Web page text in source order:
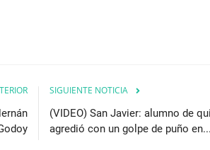
SIGUIENTE NOTICIA
(VIDEO) San Javier: alumno de
agredió con un golpe de puño en...